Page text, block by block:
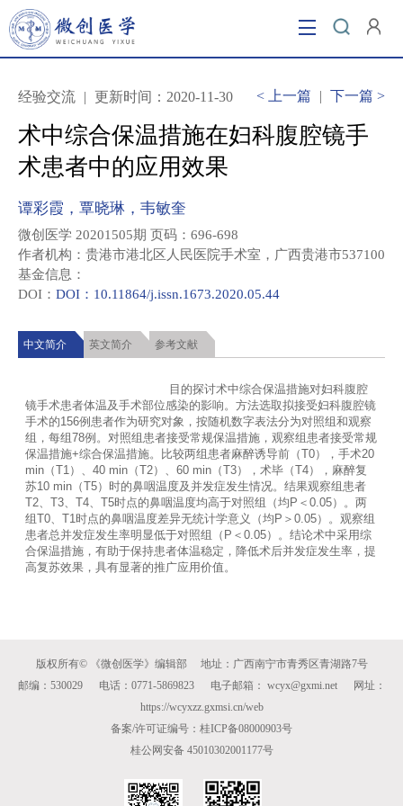
当前位置： 首页/ 术中综合保温措施在妇科腹腔镜手术
患者中的应用效果
经验交流 | 更新时间：2020-11-30 < 上一篇 | 下一篇 >
术中综合保温措施在妇科腹腔镜手
术患者中的应用效果
谭彩霞，覃晓琳，韦敏奎
微创医学 20201505期 页码：696-698
作者机构：贵港市港北区人民医院手术室，广西贵港市537100
基金信息：
DOI： DOI：10.11864/j.issn.1673.2020.05.44
中文简介 英文简介 参考文献
镜手术患者体温及手术部位感染的影响。方法选取拟接受妇科腹腔镜
手术的156例患者作为研究对象，按随机数字表法分为对照组和观察
组，每组78例。对照组患者接受常规保温措施，观察组患者接受常规
保温措施+综合保温措施。比较两组患者麻醉诱导前（T0），手术20
min（T1）、40 min（T2）、60 min（T3），术毕（T4），麻醉复
苏10 min（T5）时的鼻咽温度及并发症发生情况。结果观察组患者
T2、T3、T4、T5时点的鼻咽温度均高于对照组（均P＜0.05）。两
组T0、T1时点的鼻咽温度差异无统计学意义（均P＞0.05）。观察组
患者总并发症发生率明显低于对照组（P＜0.05）。结论术中采用综
合保温措施，有助于保持患者体温稳定，降低术后并发症发生率，提
高复苏效果，具有显著的推广应用价值。
版权所有© 《微创医学》编辑部 地址：广西南宁市青秀区青湖路7号
邮编：530029 电话：0771-5869823 电子邮箱： wcyx@gxmi.net 网址：
https://wcyxzz.gxmsi.cn/web
备案/许可证编号：桂ICP备08000903号
桂公网安备 45010302001177号